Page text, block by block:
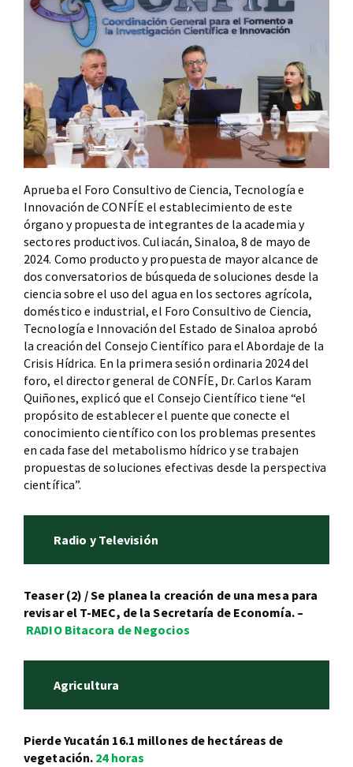
Aprueba el Foro Consultivo de Ciencia, Tecnología e
Innovación de CONFÍE el establecimiento de este
órgano y propuesta de integrantes de la academia y
sectores productivos. Culiacán, Sinaloa, 8 de mayo de
2024. Como producto y propuesta de mayor alcance de
dos conversatorios de búsqueda de soluciones desde la
ciencia sobre el uso del agua en los sectores agrícola,
doméstico e industrial, el Foro Consultivo de Ciencia,
Tecnología e Innovación del Estado de Sinaloa aprobó
la creación del Consejo Científico para el Abordaje de la
Crisis Hídrica. En la primera sesión ordinaria 2024 del
foro, el director general de CONFÍE, Dr. Carlos Karam
Quiñones, explicó que el Consejo Científico tiene “el
propósito de establecer el puente que conecte el
conocimiento científico con los problemas presentes
en cada fase del metabolismo hídrico y se trabajen
propuestas de soluciones efectivas desde la perspectiva
científica”.
Radio y Televisión
Teaser (2) / Se planea la creación de una mesa para
revisar el T-MEC, de la Secretaría de Economía. –
RADIO Bitacora de Negocios
Agricultura
Pierde Yucatán 16.1 millones de hectáreas de
vegetación. 24 horas